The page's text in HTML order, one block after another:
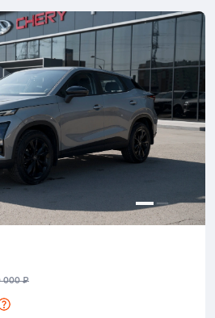
Benz MINI
Mitsubishi
Opel
Peugeot
Renault
Suzuki
SWM
Toyota
Volkswagen
УАЗ
000 ₽